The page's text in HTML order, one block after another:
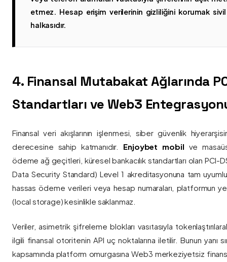
etmez. Hesap erişim verilerinin gizliliğini korumak
halkasıdır.
4. Finansal Mutabakat Ağlarında
Standartları ve Web3
Finansal veri akışlarının işlenmesi, siber güvenlik
derecesine sahip katmanıdır. Enjoybet mobil ve
ödeme ağ geçitleri, küresel bankacılık standartları olan PCI-
Data Security Standard) Level 1 akreditasyonuna tam
hassas ödeme verileri veya hesap numaraları, platformun
(local storage) kesinlikle saklanmaz.
Veriler, asimetrik şifreleme blokları vasıtasıyla
ilgili finansal otoritenin API uç noktalarına iletilir. Bunun yanı
kapsamında platform omurgasına Web3 merkeziyetsiz